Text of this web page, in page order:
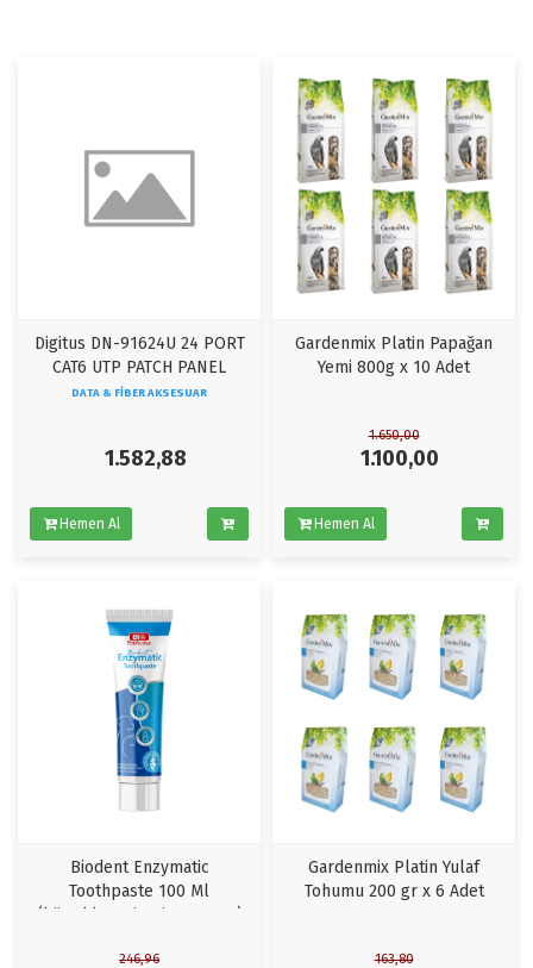
Digitus DN-91624U 24 PORT
CAT6 UTP PATCH PANEL
DATA & FIBER AKSESUAR
1.582,88
Hemen Al
Gardenmix Platin Papağan
Yemi 800g x 10 Adet
1.650,00
1.100,00
Hemen Al
Biodent Enzymatic
Toothpaste 100 Ml
(köpekler Için Diş Macunu)
246,96
Gardenmix Platin Yulaf
Tohumu 200 gr x 6 Adet
163,80